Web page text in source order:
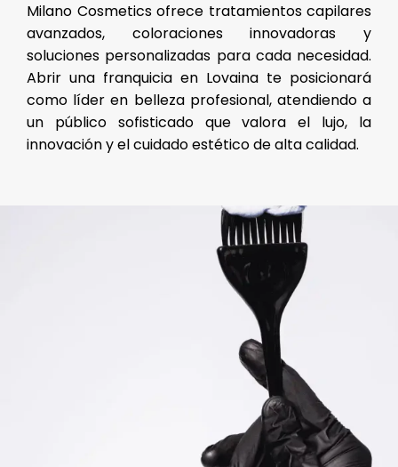
Milano Cosmetics ofrece tratamientos capilares
avanzados, coloraciones innovadoras y
soluciones personalizadas para cada necesidad.
Abrir una franquicia en Lovaina te posicionará
como líder en belleza profesional, atendiendo a
un público sofisticado que valora el lujo, la
innovación y el cuidado estético de alta calidad.